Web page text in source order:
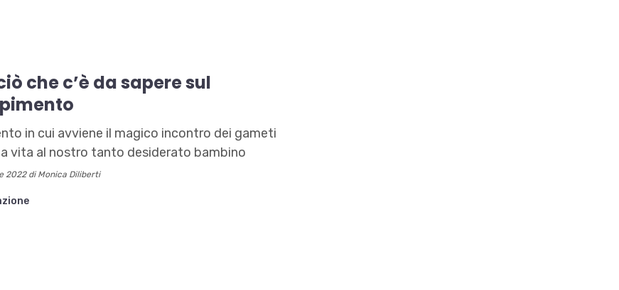
che c’è da sapere sul
in cui avviene il magico incontro dei gameti
vita al nostro tanto desiderato bambino
2022 di Monica Diliberti